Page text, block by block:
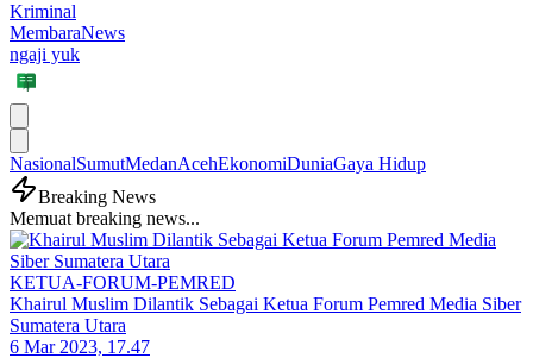
Kriminal
MembaraNews
ngaji yuk
NasionalSumutMedanAcehEkonomiDuniaGaya Hidup
Breaking News
Memuat breaking news...
KETUA-FORUM-PEMRED
Khairul Muslim Dilantik Sebagai Ketua Forum Pemred Media Siber
Sumatera Utara
6 Mar 2023, 17.47